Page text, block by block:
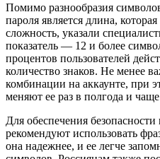
Помимо разнообразия
пароля является длина,
сложность, указали
показатель — 12 и более
процентов пользователей
количество знаков. Не менее
комбинации на аккаунте, при
меняют ее раз в полгода и
Для обеспечения
рекомендуют использовать
она надежнее, и ее легче